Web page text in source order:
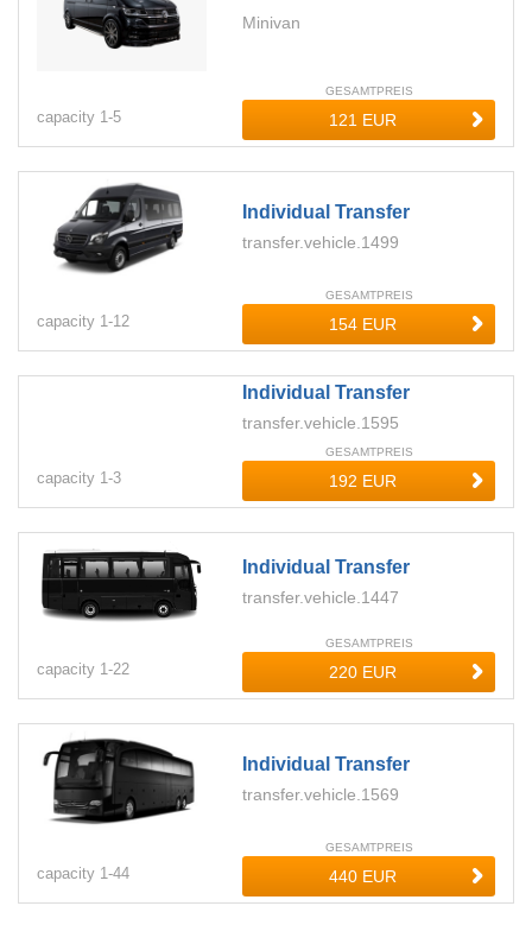
Minivan
capacity 1-5
GESAMTPREIS
Individual Transfer
transfer.vehicle.1499
capacity 1-12
GESAMTPREIS
Individual Transfer
transfer.vehicle.1595
capacity 1-3
GESAMTPREIS
Individual Transfer
transfer.vehicle.1447
capacity 1-22
GESAMTPREIS
Individual Transfer
transfer.vehicle.1569
capacity 1-44
GESAMTPREIS